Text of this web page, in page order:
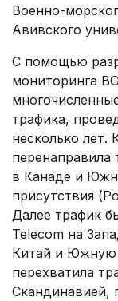
Военно-
Авивского
С помощью
мониторинга
трафика,
несколько лет.
перенаправила
в Канаде и
присутствия
Далее трафик
Telecom на
Китай и Южную
перехватила
Скандинавией,